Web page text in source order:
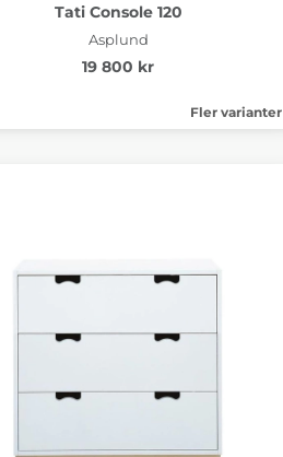
Tati Console 120
Asplund
19 800 kr
Fler varianter